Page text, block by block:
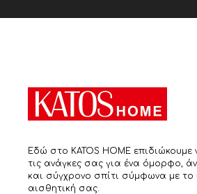
Εδώ στο KATOS HOME επιδιώκουμε
τις ανάγκες σας για ένα όμορφο,
και σύγχρονο σπίτι σύμφωνα με το
αισθητική σας.